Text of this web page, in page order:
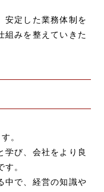
安定した業務体制を
組みを整えていきた
。
学び、会社をより良
す。
中で、経営の知識や